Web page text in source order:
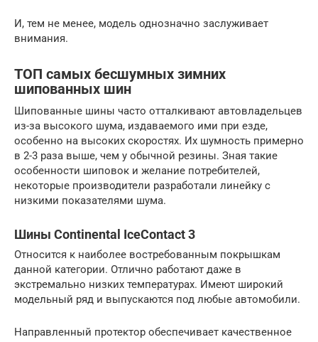
И, тем не менее, модель однозначно заслуживает
внимания.
ТОП самых бесшумных зимних
шипованных шин
Шипованные шины часто отталкивают автовладельцев
из-за высокого шума, издаваемого ими при езде,
особенно на высоких скоростях. Их шумность примерно
в 2-3 раза выше, чем у обычной резины. Зная такие
особенности шиповок и желание потребителей,
некоторые производители разработали линейку с
низкими показателями шума.
Шины Continental IceContact 3
Относится к наиболее востребованным покрышкам
данной категории. Отлично работают даже в
экстремально низких температурах. Имеют широкий
модельный ряд и выпускаются под любые автомобили.
Направленный протектор обеспечивает качественное